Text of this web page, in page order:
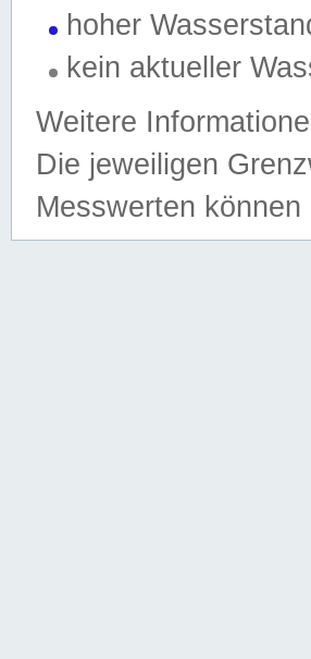
hoher
kein aktueller
Weitere
Die jeweiligen
Messwerten können